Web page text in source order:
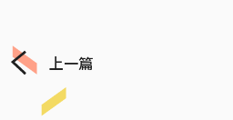
上一篇